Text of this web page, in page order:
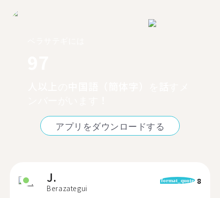
アプリをダウンロードする
J.
Berazategui
format_quote 8